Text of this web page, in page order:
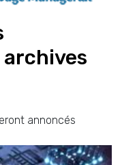
annoncés